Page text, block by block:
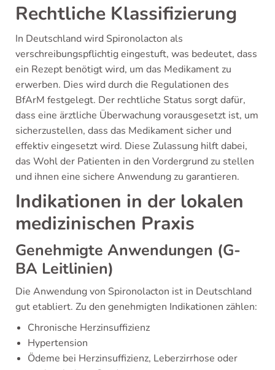
Rechtliche Klassifizierung
In Deutschland wird Spironolacton als
verschreibungspflichtig eingestuft, was bedeutet, dass
ein Rezept benötigt wird, um das Medikament zu
erwerben. Dies wird durch die Regulationen des
BfArM festgelegt. Der rechtliche Status sorgt dafür,
dass eine ärztliche Überwachung vorausgesetzt ist, um
sicherzustellen, dass das Medikament sicher und
effektiv eingesetzt wird. Diese Zulassung hilft dabei,
das Wohl der Patienten in den Vordergrund zu stellen
und ihnen eine sichere Anwendung zu garantieren.
Indikationen in der lokalen
medizinischen Praxis
Genehmigte Anwendungen (G-
BA Leitlinien)
Die Anwendung von Spironolacton ist in Deutschland
gut etabliert. Zu den genehmigten Indikationen zählen:
Chronische Herzinsuffizienz
Hypertension
Ödeme bei Herzinsuffizienz, Leberzirrhose oder